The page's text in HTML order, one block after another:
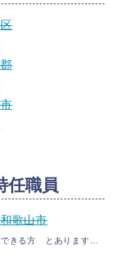
任職員
歌山市
できる方 とあります…